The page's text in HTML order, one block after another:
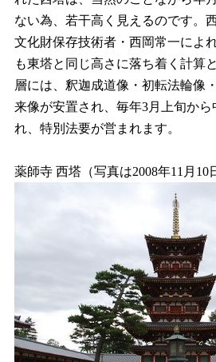
ない為、若干高く見えるのです。
文化財保存技術者・西岡常一によ
も東塔と同じ高さに落ち着く計算
層には、釈迦成道像・初転法輪像
来像が安置され、毎年3月上旬から
れ、特別法要が営まれます。
薬師寺 西塔（写真は2008年11月10